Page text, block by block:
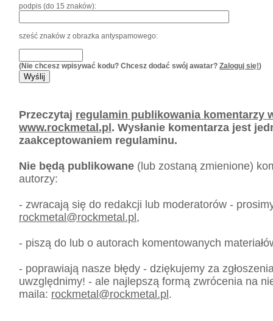
podpis (do 15 znaków):
sześć znaków z obrazka antyspamowego:
(Nie chcesz wpisywać kodu? Chcesz dodać swój awatar? Zaloguj się!)
Przeczytaj regulamin publikowania komentarzy
www.rockmetal.pl. Wysłanie komentarza jest
zaakceptowaniem regulaminu.
Nie będą publikowane (lub zostaną zmienione)
autorzy:
- zwracają się do redakcji lub moderatorów -
rockmetal@rockmetal.pl,
- piszą do lub o autorach komentowanych
- poprawiają nasze błędy - dziękujemy za
uwzględnimy! - ale najlepszą formą zwrócenia na
maila: rockmetal@rockmetal.pl.